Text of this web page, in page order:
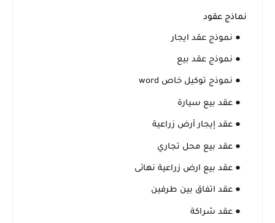
نماذج عقود
● نموذج عقد ايجار
● نموذج عقد بيع
● نموذج توكيل خاص word
● عقد بيع سيارة
● عقد إيجار أرض زراعية
● عقد بيع محل تجاري
● عقد بيع ارض زراعية نهائى
● عقد اتفاق بين طرفين
● عقد شراكة